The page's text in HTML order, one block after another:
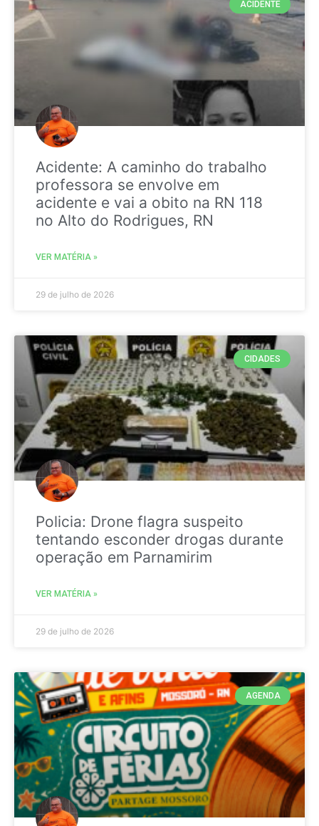
ACIDENTE
Acidente: A caminho do trabalho
professora se envolve em
acidente e vai a obito na RN 118
no Alto do Rodrigues, RN
VER MATÉRIA »
29 de julho de 2026
CIDADES
Policia: Drone flagra suspeito
tentando esconder drogas durante
operação em Parnamirim
VER MATÉRIA »
29 de julho de 2026
AGENDA